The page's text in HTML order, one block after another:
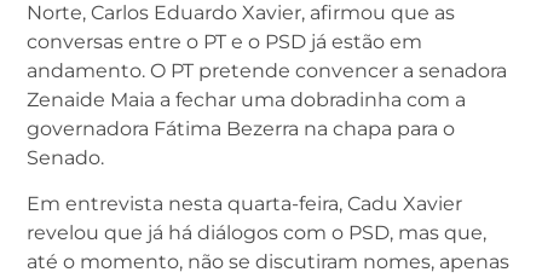
Norte, Carlos Eduardo Xavier, afirmou que as
conversas entre o PT e o PSD já estão em
andamento. O PT pretende convencer a senadora
Zenaide Maia a fechar uma dobradinha com a
governadora Fátima Bezerra na chapa para o
Senado.
Em entrevista nesta quarta-feira, Cadu Xavier
revelou que já há diálogos com o PSD, mas que,
até o momento, não se discutiram nomes, apenas